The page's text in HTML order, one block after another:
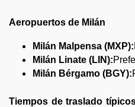
Aeropuertos de Milán
Milán Malpensa (MXP):
Milán Linate (LIN):
Milán Bérgamo (BGY):
Tiempos de traslado